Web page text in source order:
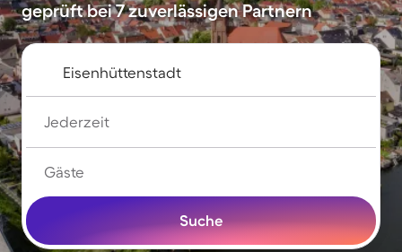
geprüft bei 7 zuverlässigen Partnern
Jederzeit
Gäste
Suche